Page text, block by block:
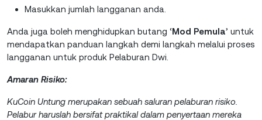
Masukkan jumlah langganan anda.
Anda juga boleh menghidupkan butang ‘Mod Pemula’ untuk
mendapatkan panduan langkah demi langkah melalui proses
langganan untuk produk Pelaburan Dwi.
Amaran Risiko:
KuCoin Untung merupakan sebuah saluran pelaburan risiko.
Pelabur haruslah bersifat praktikal dalam penyertaan mereka